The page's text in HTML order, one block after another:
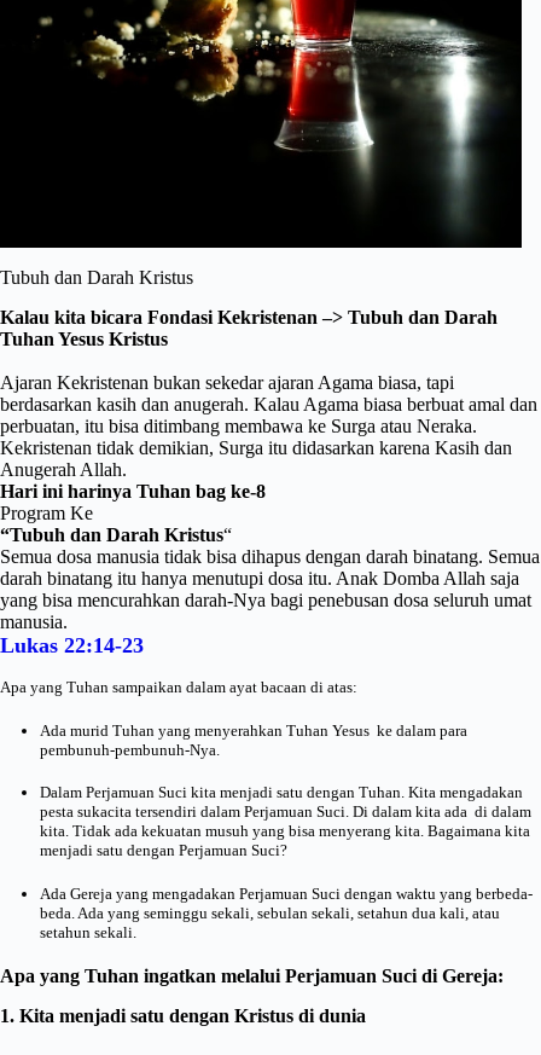
Tubuh dan Darah Kristus
Kalau kita bicara Fondasi Kekristenan –> Tubuh dan Darah
Tuhan Yesus Kristus
Ajaran Kekristenan bukan sekedar ajaran Agama biasa, tapi
berdasarkan kasih dan anugerah. Kalau Agama biasa berbuat amal dan
perbuatan, itu bisa ditimbang membawa ke Surga atau Neraka.
Kekristenan tidak demikian, Surga itu didasarkan karena Kasih dan
Anugerah Allah.
Hari ini harinya Tuhan bag ke-8
Program Ke
“Tubuh dan Darah Kristus“
Semua dosa manusia tidak bisa dihapus dengan darah binatang. Semua
darah binatang itu hanya menutupi dosa itu. Anak Domba Allah saja
yang bisa mencurahkan darah-Nya bagi penebusan dosa seluruh umat
manusia.
Lukas 22:14-23
Apa yang Tuhan sampaikan dalam ayat bacaan di atas:
Ada murid Tuhan yang menyerahkan Tuhan Yesus ke dalam para
pembunuh-pembunuh-Nya.
Dalam Perjamuan Suci kita menjadi satu dengan Tuhan. Kita mengadakan
pesta sukacita tersendiri dalam Perjamuan Suci. Di dalam kita ada di dalam
kita. Tidak ada kekuatan musuh yang bisa menyerang kita. Bagaimana kita
menjadi satu dengan Perjamuan Suci?
Ada Gereja yang mengadakan Perjamuan Suci dengan waktu yang berbeda-
beda. Ada yang seminggu sekali, sebulan sekali, setahun dua kali, atau
setahun sekali.
Apa yang Tuhan ingatkan melalui Perjamuan Suci di Gereja:
1. Kita menjadi satu dengan Kristus di dunia